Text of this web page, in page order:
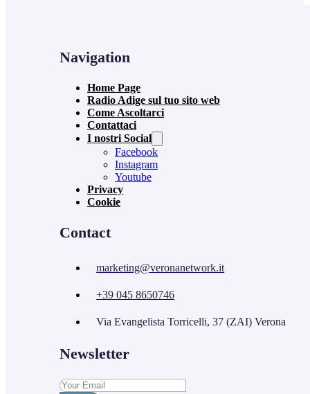
Navigation
Home Page
Radio Adige sul tuo sito web
Come Ascoltarci
Contattaci
I nostri Social
Facebook
Instagram
Youtube
Privacy
Cookie
Contact
marketing@veronanetwork.it
+39 045 8650746
Via Evangelista Torricelli, 37 (ZAI) Verona
Newsletter